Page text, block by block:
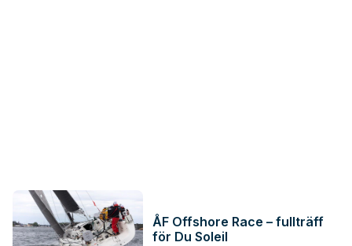
ÅF Offshore Race – fullträff
för Du Soleil